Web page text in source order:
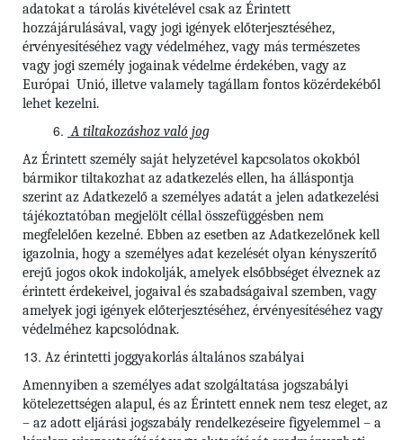
adatokat a tárolás kivételével csak az Érintett
hozzájárulásával, vagy jogi igények előterjesztéséhez,
érvényesítéséhez vagy védelméhez, vagy más természetes
vagy jogi személy jogainak védelme érdekében, vagy az
Európai Unió, illetve valamely tagállam fontos közérdekéből
lehet kezelni.
A tiltakozáshoz való jog
Az Érintett személy saját helyzetével kapcsolatos okokból
bármikor tiltakozhat az adatkezelés ellen, ha álláspontja
szerint az Adatkezelő a személyes adatát a jelen adatkezelési
tájékoztatóban megjelölt céllal összefüggésben nem
megfelelően kezelné. Ebben az esetben az Adatkezelőnek kell
igazolnia, hogy a személyes adat kezelését olyan kényszerítő
erejű jogos okok indokolják, amelyek elsőbbséget élveznek az
érintett érdekeivel, jogaival és szabadságaival szemben, vagy
amelyek jogi igények előterjesztéséhez, érvényesítéséhez vagy
védelméhez kapcsolódnak.
Az érintetti joggyakorlás általános szabályai
Amennyiben a személyes adat szolgáltatása jogszabályi
kötelezettségen alapul, és az Érintett ennek nem tesz eleget, az
– az adott eljárási jogszabály rendelkezéseire figyelemmel – a